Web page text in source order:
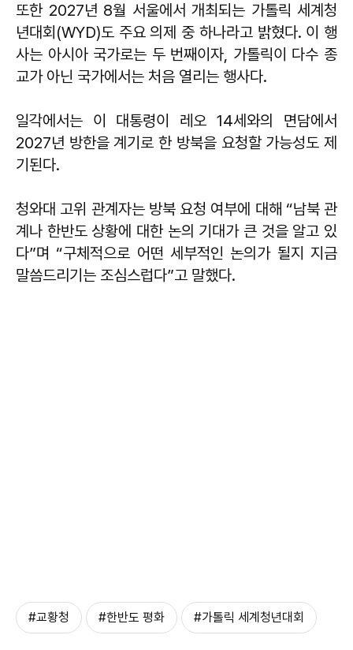
또한 2027년 8월 서울에서 개최되는 가톨릭 세계청
년대회(WYD)도 주요 의제 중 하나라고 밝혔다. 이 행
사는 아시아 국가로는 두 번째이자, 가톨릭이 다수 종
교가 아닌 국가에서는 처음 열리는 행사다.
일각에서는 이 대통령이 레오 14세와의 면담에서
2027년 방한을 계기로 한 방북을 요청할 가능성도 제
기된다.
청와대 고위 관계자는 방북 요청 여부에 대해 “남북 관
계나 한반도 상황에 대한 논의 기대가 큰 것을 알고 있
다”며 “구체적으로 어떤 세부적인 논의가 될지 지금
말씀드리기는 조심스럽다”고 말했다.
#교황청 #한반도 평화 #가톨릭 세계청년대회